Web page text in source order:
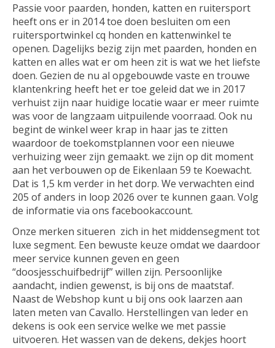
Passie voor paarden, honden, katten en ruitersport
heeft ons er in 2014 toe doen besluiten om een
ruitersportwinkel cq honden en kattenwinkel te
openen. Dagelijks bezig zijn met paarden, honden en
katten en alles wat er om heen zit is wat we het liefste
doen. Gezien de nu al opgebouwde vaste en trouwe
klantenkring heeft het er toe geleid dat we in 2017
verhuist zijn naar huidige locatie waar er meer ruimte
was voor de langzaam uitpuilende voorraad. Ook nu
begint de winkel weer krap in haar jas te zitten
waardoor de toekomstplannen voor een nieuwe
verhuizing weer zijn gemaakt. we zijn op dit moment
aan het verbouwen op de Eikenlaan 59 te Koewacht.
Dat is 1,5 km verder in het dorp. We verwachten eind
205 of anders in loop 2026 over te kunnen gaan. Volg
de informatie via ons facebookaccount.
Onze merken situeren zich in het middensegment tot
luxe segment. Een bewuste keuze omdat we daardoor
meer service kunnen geven en geen
“doosjesschuifbedrijf” willen zijn. Persoonlijke
aandacht, indien gewenst, is bij ons de maatstaf.
Naast de Webshop kunt u bij ons ook laarzen aan
laten meten van Cavallo. Herstellingen van leder en
dekens is ook een service welke we met passie
uitvoeren. Het wassen van de dekens, dekjes hoort